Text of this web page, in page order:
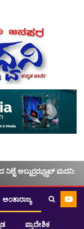
ಅಬ್ದುರ್ರಝ್ಝಾಖ್ ಮದನಿ:
ಅಂತಾರಾಜ್ಯ
ಪ್ರಾದೇಶಿಕ